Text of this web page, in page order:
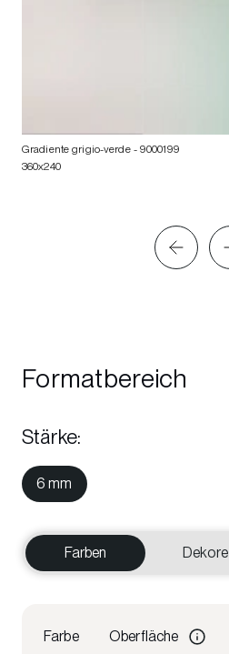
Gradiente grigio-verde- 9000199
360x240
Formatbereich
Stärke:
6 mm
Farben Dekore
Farbe Oberfläche